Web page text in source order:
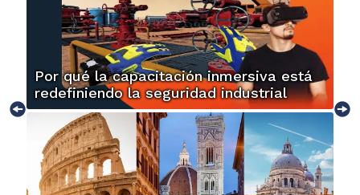
Por qué la capacitación inmersiva está
redefiniendo la seguridad industrial